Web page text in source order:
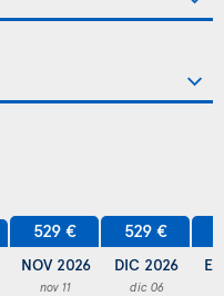
529 €
NOV 2026
nov 11
529 €
DIC 2026
dic 06